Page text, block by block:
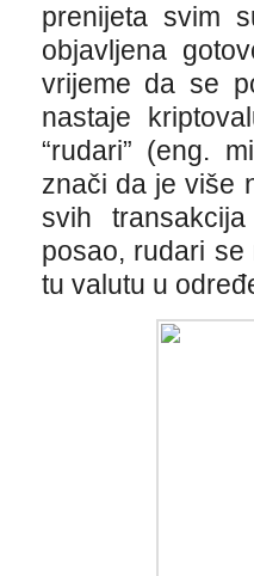
prenijeta svim
objavljena
vrijeme da se
nastaje
“rudari” (eng.
znači da je više
svih
posao, rudari
tu valutu u